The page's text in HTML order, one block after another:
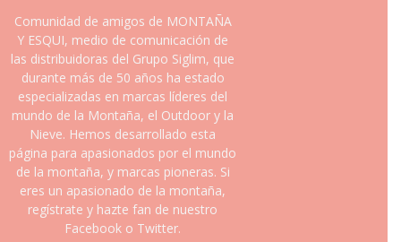
Comunidad de amigos de MONTAÑA
Y ESQUI, medio de comunicación de
las distribuidoras del Grupo Siglim, que
durante más de 50 años ha estado
especializadas en marcas líderes del
mundo de la Montaña, el Outdoor y la
Nieve. Hemos desarrollado esta
página para apasionados por el mundo
de la montaña, y marcas pioneras. Si
eres un apasionado de la montaña,
regístrate y hazte fan de nuestro
Facebook o Twitter.